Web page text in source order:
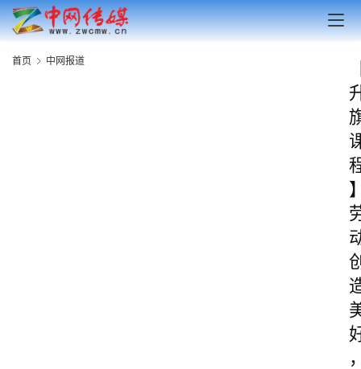
首页 中网报道